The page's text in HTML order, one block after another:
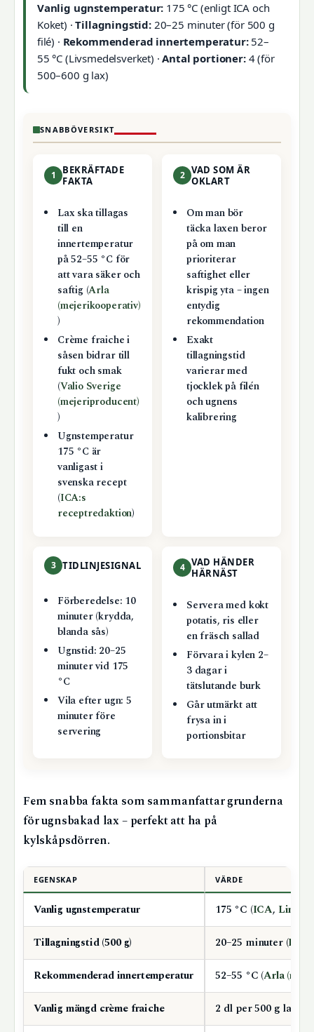
Vanlig ugnstemperatur: 175 °C (enligt ICA och
Koket) ·Tillagningstid:20–25 minuter (för 500 g
filé) · Rekommenderad innertemperatur:52–
55 °C (Livsmedelsverket) ·Antal portioner:4 (för
500–600 g lax)
SNABBÖVERSIKT
1
BEKRÄFTADE
FAKTA
Lax ska tillagas
till en
innertemperatur
på 52–55 °C för
att vara säker och
saftig (Arla
(mejerikooperativ)
)
Crème fraiche i
såsen bidrar till
fukt och smak
(Valio Sverige
(mejeriproducent)
)
Ugnstemperatur
175 °C är
vanligast i
svenska recept
(ICA:s
receptredaktion)
2 VAD SOM ÄR
OKLART
Om man bör
täcka laxen beror
på om man
prioriterar
saftighet eller
krispig yta – ingen
entydig
rekommendation
Exakt
tillagningstid
varierar med
tjocklek på filén
och ugnens
kalibrering
3 TIDLINJESIGNAL
Förberedelse: 10
minuter (krydda,
blanda sås)
Ugnstid: 20–25
minuter vid 175
°C
Vila efter ugn: 5
minuter före
servering
4 VAD HÄNDER
HÄRNÄST
Servera med kokt
potatis, ris eller
en fräsch sallad
Förvara i kylen 2–
3 dagar i
tätslutande burk
Går utmärkt att
frysa in i
portionsbitar
Fem snabba fakta som sammanfattar grunderna
för ugnsbakad lax – perfekt att ha på
kylskåpsdörren.
EGENSKAP VÄRDE
Vanlig ugnstemperatur 175 °C (ICA,
Tillagningstid (500 g) 20–25 minuter (
Rekommenderad innertemperatur 52–55 °C (Arla
Vanlig mängd crème fraiche 2 dl per 500 g lax